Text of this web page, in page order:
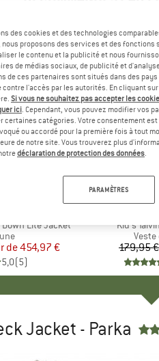
Lite Jacket
group
réduit
de454,97 €
5,0(5)
Article
Kid's
Veste
179,95 €
Remise
-70 %
Jacket - Parka
des cookies et des technologies
nous proposons des services et des
le contenu et la publicité et nous
de médias sociaux, de publicité et
de ces partenaires sont situés dans des
contre l'accès par les autorités. En cliquant
Si vous ne souhaitez pas accepter les
ici. Cependant, vous pouvez modifier vos
certaines catégories. Votre consentement
ou accordé pour la première fois à tout
de notre site. Vous trouverez plus
déclaration de protection des données.
PARAMÈTRES